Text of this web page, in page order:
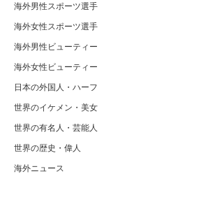
海外男性スポーツ選手
海外女性スポーツ選手
海外男性ビューティー
海外女性ビューティー
日本の外国人・ハーフ
世界のイケメン・美女
世界の有名人・芸能人
世界の歴史・偉人
海外ニュース